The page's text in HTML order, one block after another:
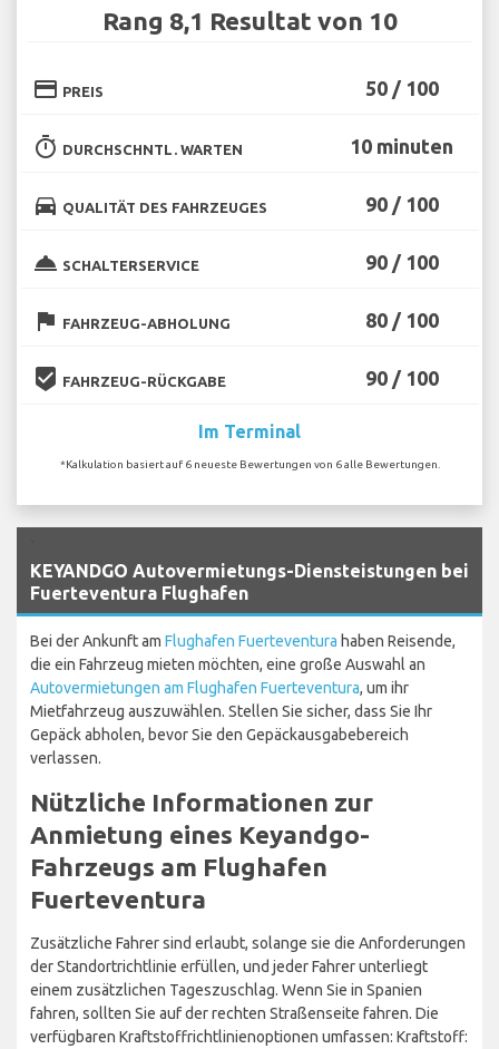
Rang 8,1 Resultat von 10
credit_card PREIS 50 / 100
timer DURCHSCHNTL. WARTEN 10 minuten
directions_car QUALITÄT DES FAHRZEUGES 90 / 100
room_service SCHALTERSERVICE 90 / 100
flag FAHRZEUG-ABHOLUNG 80 / 100
beenhere FAHRZEUG-RÜCKGABE 90 / 100
Im Terminal
*Kalkulation basiert auf 6 neueste Bewertungen von 6 alle Bewertungen.
KEYANDGO Autovermietungs-Diensteistungen bei
Fuerteventura Flughafen
Bei der Ankunft am Flughafen Fuerteventura haben Reisende,
die ein Fahrzeug mieten möchten, eine große Auswahl an
Autovermietungen am Flughafen Fuerteventura, um ihr
Mietfahrzeug auszuwählen. Stellen Sie sicher, dass Sie Ihr
Gepäck abholen, bevor Sie den Gepäckausgabebereich
verlassen.
Nützliche Informationen zur
Anmietung eines Keyandgo-
Fahrzeugs am Flughafen
Fuerteventura
Zusätzliche Fahrer sind erlaubt, solange sie die Anforderungen
der Standortrichtlinie erfüllen, und jeder Fahrer unterliegt
einem zusätzlichen Tageszuschlag. Wenn Sie in Spanien
fahren, sollten Sie auf der rechten Straßenseite fahren. Die
verfügbaren Kraftstoffrichtlinienoptionen umfassen: Kraftstoff: